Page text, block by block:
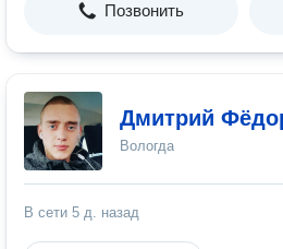
Позвонить
Дмитрий
Вологда
В сети 5 д. назад